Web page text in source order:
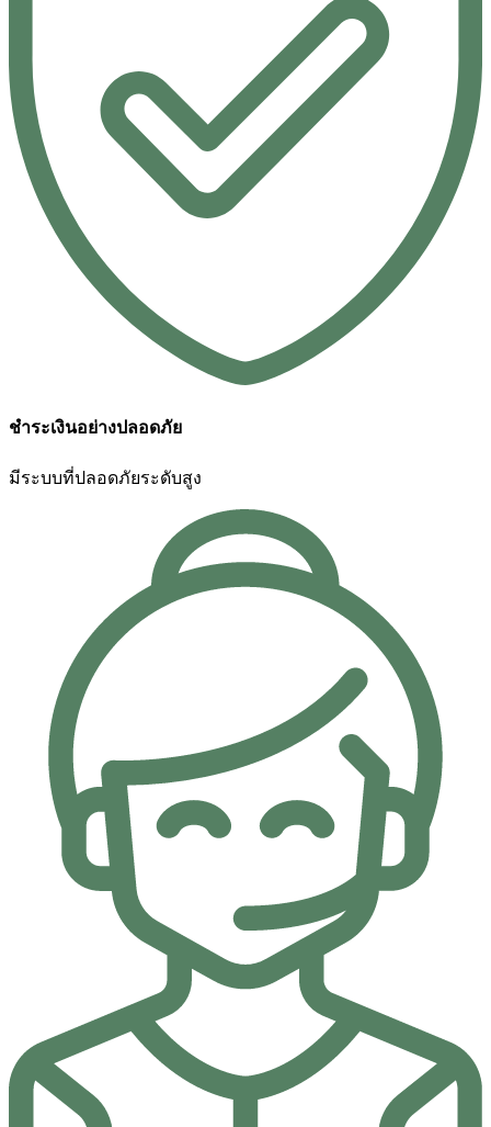
ชำระเงินอย่างปลอดภัย
มีระบบที่ปลอดภัยระดับสูง